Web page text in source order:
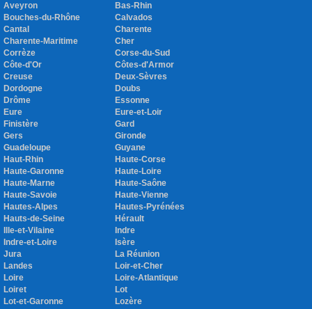
Aveyron
Bas-Rhin
Bouches-du-Rhône
Calvados
Cantal
Charente
Charente-Maritime
Cher
Corrèze
Corse-du-Sud
Côte-d'Or
Côtes-d'Armor
Creuse
Deux-Sèvres
Dordogne
Doubs
Drôme
Essonne
Eure
Eure-et-Loir
Finistère
Gard
Gers
Gironde
Guadeloupe
Guyane
Haut-Rhin
Haute-Corse
Haute-Garonne
Haute-Loire
Haute-Marne
Haute-Saône
Haute-Savoie
Haute-Vienne
Hautes-Alpes
Hautes-Pyrénées
Hauts-de-Seine
Hérault
Ille-et-Vilaine
Indre
Indre-et-Loire
Isère
Jura
La Réunion
Landes
Loir-et-Cher
Loire
Loire-Atlantique
Loiret
Lot
Lot-et-Garonne
Lozère